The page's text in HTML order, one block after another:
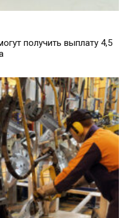
получить выплату 4,5